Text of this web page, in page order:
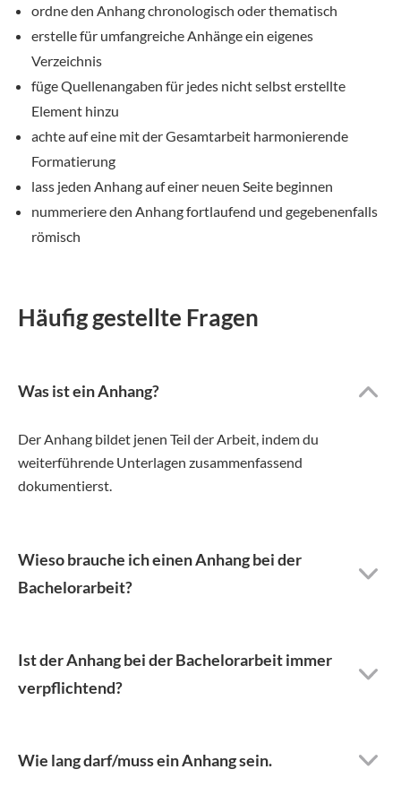
ordne den Anhang chronologisch oder thematisch
erstelle für umfangreiche Anhänge ein eigenes
Verzeichnis
füge Quellenangaben für jedes nicht selbst erstellte
Element hinzu
achte auf eine mit der Gesamtarbeit harmonierende
Formatierung
lass jeden Anhang auf einer neuen Seite beginnen
nummeriere den Anhang fortlaufend und gegebenenfalls
römisch
Häufig gestellte Fragen
Was ist ein Anhang?
Der Anhang bildet jenen Teil der Arbeit, indem du
weiterführende Unterlagen zusammenfassend
dokumentierst.
Wieso brauche ich einen Anhang bei der
Bachelorarbeit?
Ist der Anhang bei der Bachelorarbeit immer
verpflichtend?
Wie lang darf/muss ein Anhang sein.